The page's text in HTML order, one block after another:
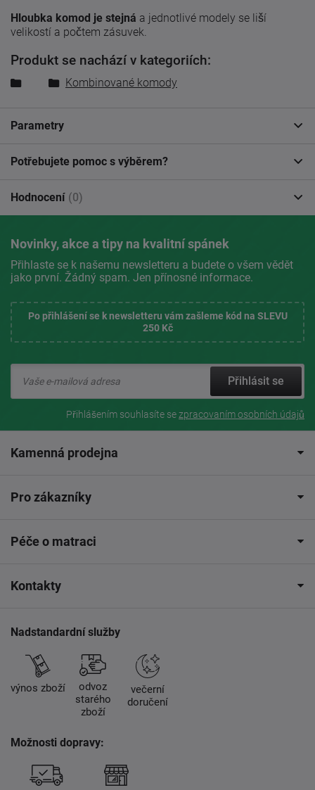
Hloubka komod je stejná a jednotlivé modely se liší
velikostí a počtem zásuvek.
Produkt se nachází v kategoriích:
Kombinované komody
Parametry
Potřebujete pomoc s výběrem?
Hodnocení (0)
Novinky, akce a tipy na kvalitní spánek
Přihlaste se k našemu newsletteru a budete o všem vědět
jako první. Žádný spam. Jen přínosné informace.
Po přihlášení se k newsletteru vám zašleme kód na SLEVU
250 Kč
Přihlásit se
Přihlášením souhlasíte sezpracovaním osobních údajů
Kamenná prodejna
Pro zákazníky
Péče o matraci
Kontakty
Nadstandardní služby
výnos zboží
odvoz
starého
zboží
večerní
doručení
Možnosti dopravy: